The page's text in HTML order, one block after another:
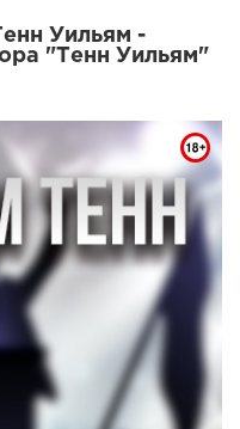
Уильям -
"Тенн Уильям"